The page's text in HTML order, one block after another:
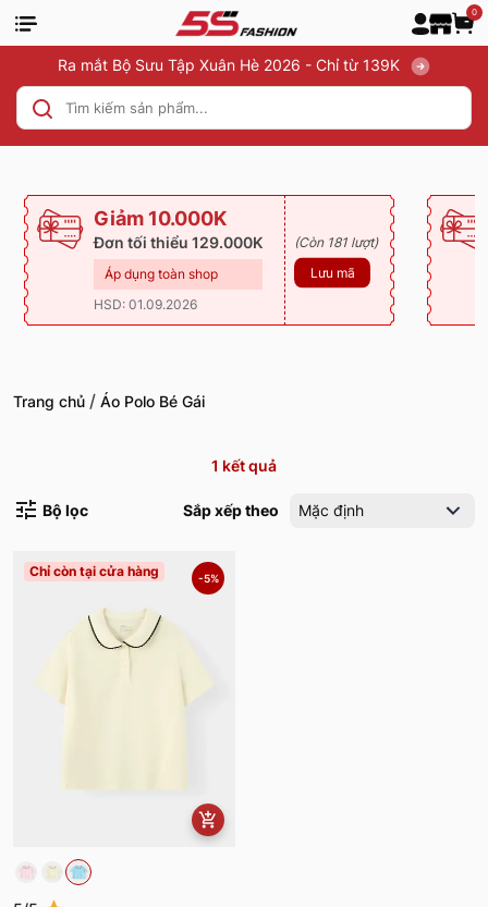
0
Ra mắt Bộ Sưu Tập Xuân Hè 2026 - Chỉ từ 139K
Giảm 10.000K
Đơn tối thiểu 129.000K
Áp dụng toàn shop
HSD: 01.09.2026
(Còn 181 lượt)
Lưu mã
Trang chủ / Áo Polo Bé Gái
1 kết quả
Bộ lọc Sắp xếp theo Mặc định
Chỉ còn tại cửa hàng -5%